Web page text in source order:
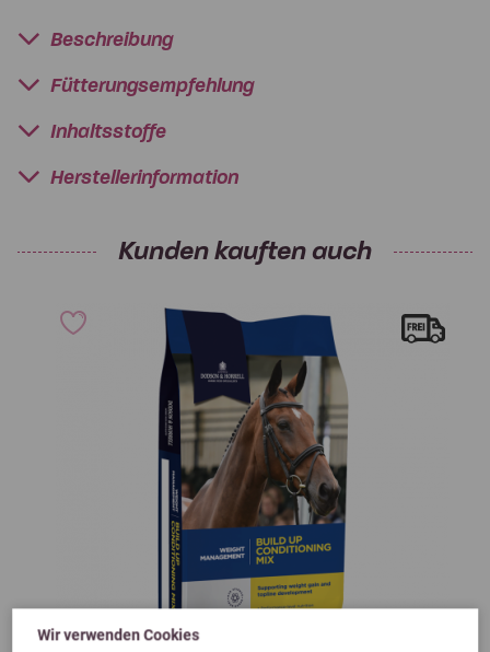
Wir verwenden Cookies
Beschreibung
Fütterungsempfehlung
Inhaltsstoffe
Herstellerinformation
Kunden kauften auch